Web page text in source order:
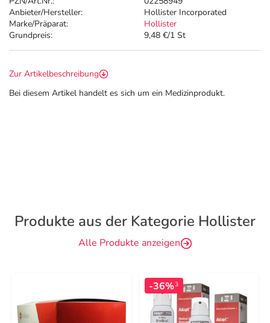
Anbieter/Hersteller:
Hollister Incorporated
Marke/Präparat:
Hollister
Grundpreis:
9,48 €/1 St
Zur Artikelbeschreibung
Bei diesem Artikel handelt es sich um ein Medizinprodukt.
Produkte aus der Kategorie Hollister
Alle Produkte anzeigen
-36%3